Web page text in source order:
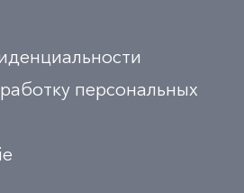
персональных